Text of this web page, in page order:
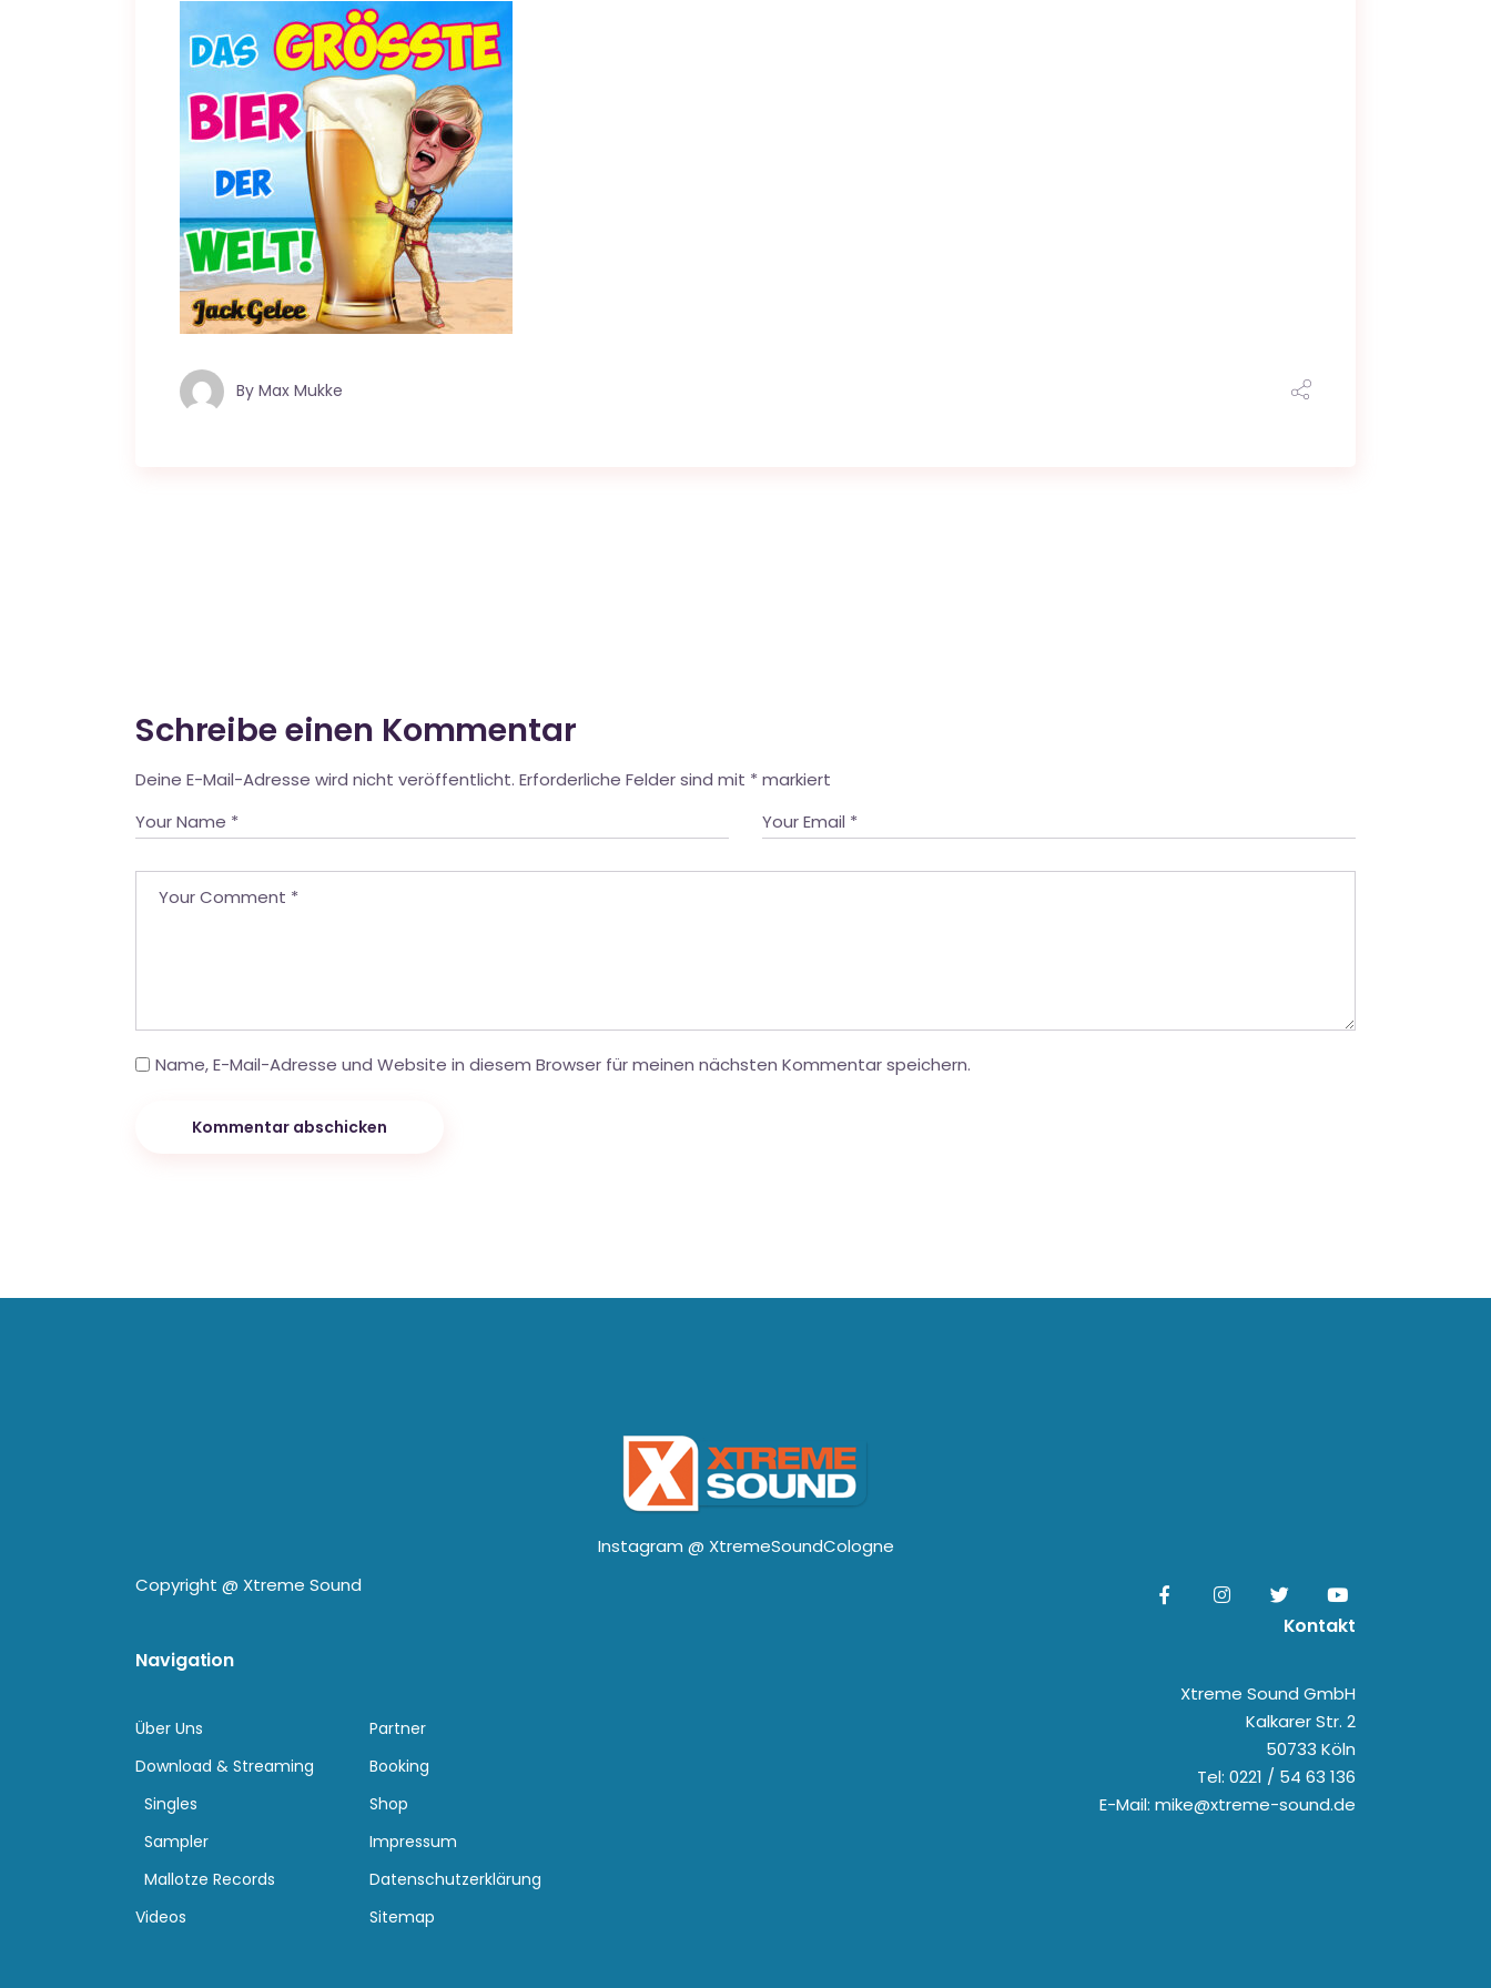
By Max Mukke
Schreibe einen Kommentar
Deine E-Mail-Adresse wird nicht veröffentlicht. Erforderliche Felder sind mit * markiert
Name, E-Mail-Adresse und Website in diesem Browser für meinen nächsten Kommentar speichern.
Kommentar abschicken
Instagram @ XtremeSoundCologne
Copyright @ Xtreme Sound
Navigation
Über Uns
Download & Streaming
Singles
Sampler
Mallotze Records
Videos
Partner
Booking
Shop
Impressum
Datenschutzerklärung
Sitemap
Kontakt
Xtreme Sound GmbH
Kalkarer Str. 2
50733 Köln
Tel: 0221 / 54 63 136
E-Mail: mike@xtreme-sound.de